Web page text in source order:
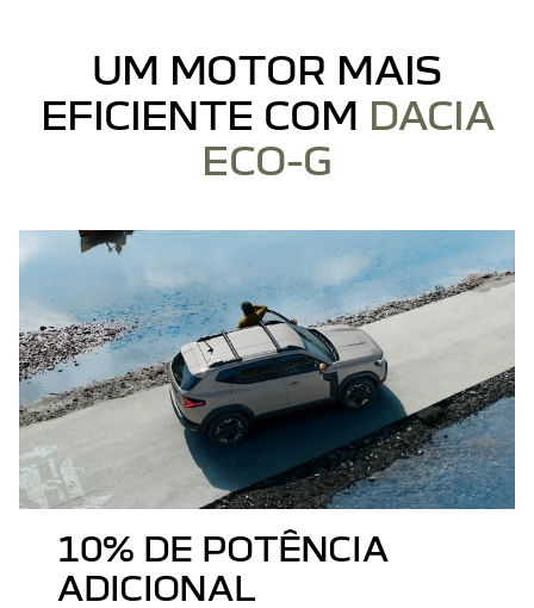
UM MOTOR MAIS
EFICIENTE COM DACIA
ECO-G
10% DE POTÊNCIA
ADICIONAL